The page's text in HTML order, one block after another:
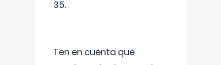
35.
Ten en cuenta que